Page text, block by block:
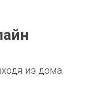
из дома